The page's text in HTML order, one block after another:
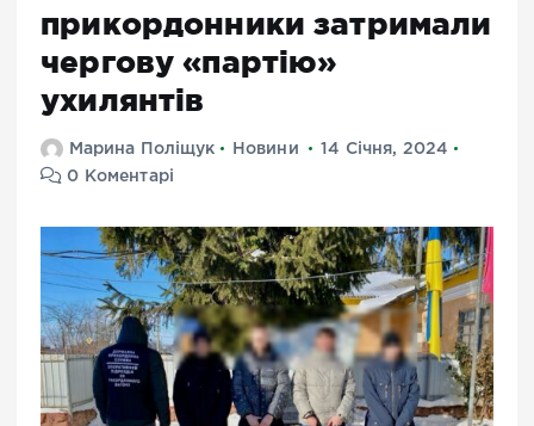
прикордонники затримали
чергову «партію»
ухилянтів
Марина Поліщук Новини
14 Січня, 2024
0 Коментарі